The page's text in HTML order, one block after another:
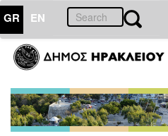
GR EN
ΔΗΜΟΣ
Ευρωπαϊκά
Προγράμματα
Διασυνοριακά